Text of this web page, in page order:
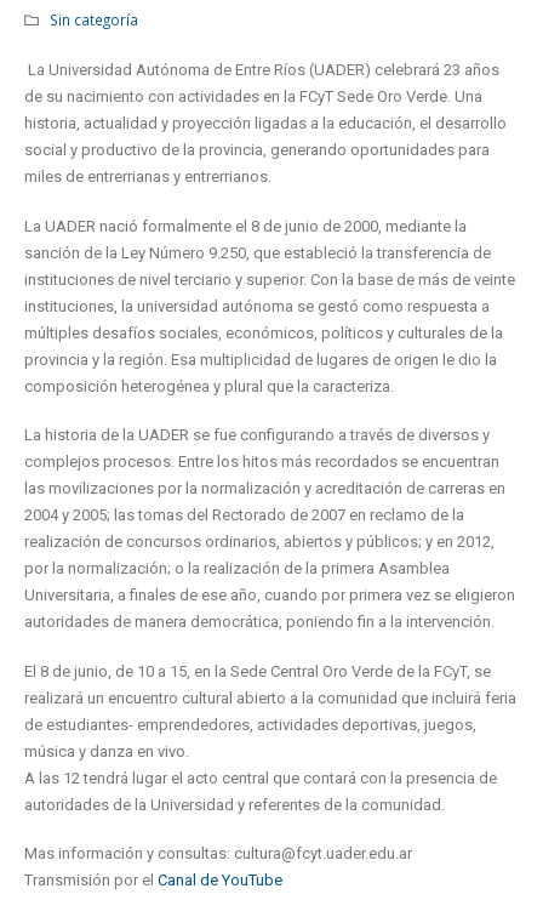
Sin categoría
La Universidad Autónoma de Entre Ríos (UADER) celebrará 23 años
de su nacimiento con actividades en la FCyT Sede Oro Verde. Una
historia, actualidad y proyección ligadas a la educación, el desarrollo
social y productivo de la provincia, generando oportunidades para
miles de entrerrianas y entrerrianos.
La UADER nació formalmente el 8 de junio de 2000, mediante la
sanción de la Ley Número 9.250, que estableció la transferencia de
instituciones de nivel terciario y superior. Con la base de más de veinte
instituciones, la universidad autónoma se gestó como respuesta a
múltiples desafíos sociales, económicos, políticos y culturales de la
provincia y la región. Esa multiplicidad de lugares de origen le dio la
composición heterogénea y plural que la caracteriza.
La historia de la UADER se fue configurando a través de diversos y
complejos procesos. Entre los hitos más recordados se encuentran
las movilizaciones por la normalización y acreditación de carreras en
2004 y 2005; las tomas del Rectorado de 2007 en reclamo de la
realización de concursos ordinarios, abiertos y públicos; y en 2012,
por la normalización; o la realización de la primera Asamblea
Universitaria, a finales de ese año, cuando por primera vez se eligieron
autoridades de manera democrática, poniendo fin a la intervención.
El 8 de junio, de 10 a 15, en la Sede Central Oro Verde de la FCyT, se
realizará un encuentro cultural abierto a la comunidad que incluirá feria
de estudiantes- emprendedores, actividades deportivas, juegos,
música y danza en vivo.
A las 12 tendrá lugar el acto central que contará con la presencia de
autoridades de la Universidad y referentes de la comunidad.
Mas información y consultas: cultura@fcyt.uader.edu.ar
Transmisión por el Canal de YouTube